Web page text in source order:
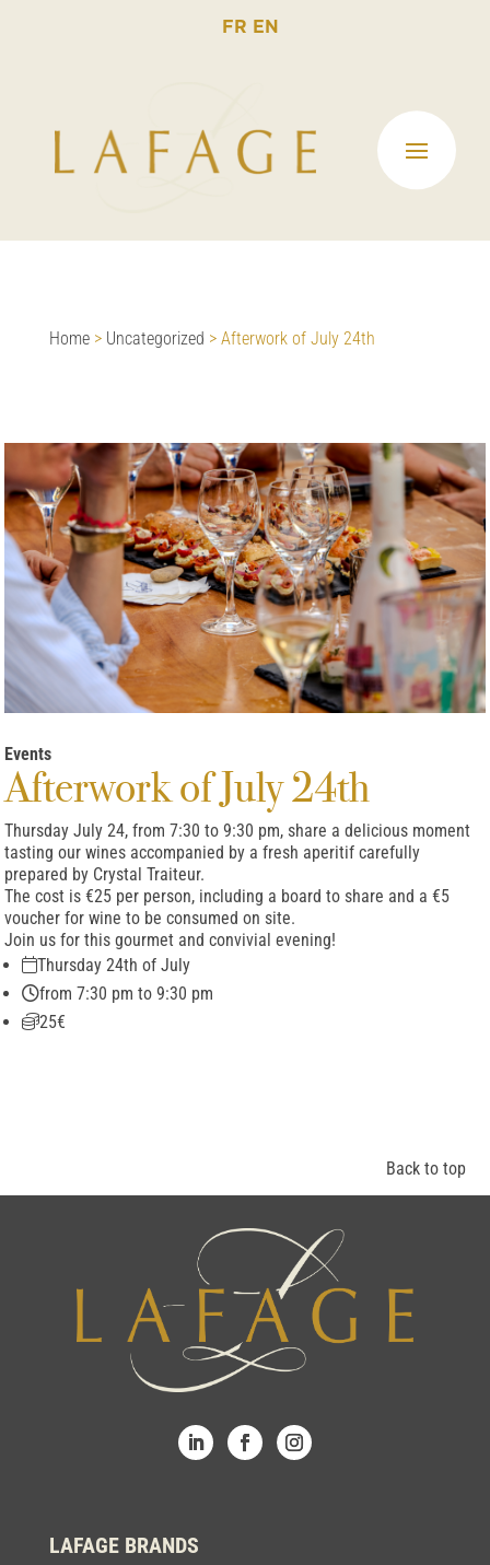
FR EN
Home> Uncategorized > Afterwork of July 24th
Events
Afterwork of July 24th
Thursday July 24, from 7:30 to 9:30 pm, share a delicious moment
tasting our wines accompanied by a fresh aperitif carefully
prepared by Crystal Traiteur.
The cost is €25 per person, including a board to share and a €5
voucher for wine to be consumed on site.
Join us for this gourmet and convivial evening!
Thursday 24th of July
from 7:30 pm to 9:30 pm
25€
Back to top
LAFAGE BRANDS